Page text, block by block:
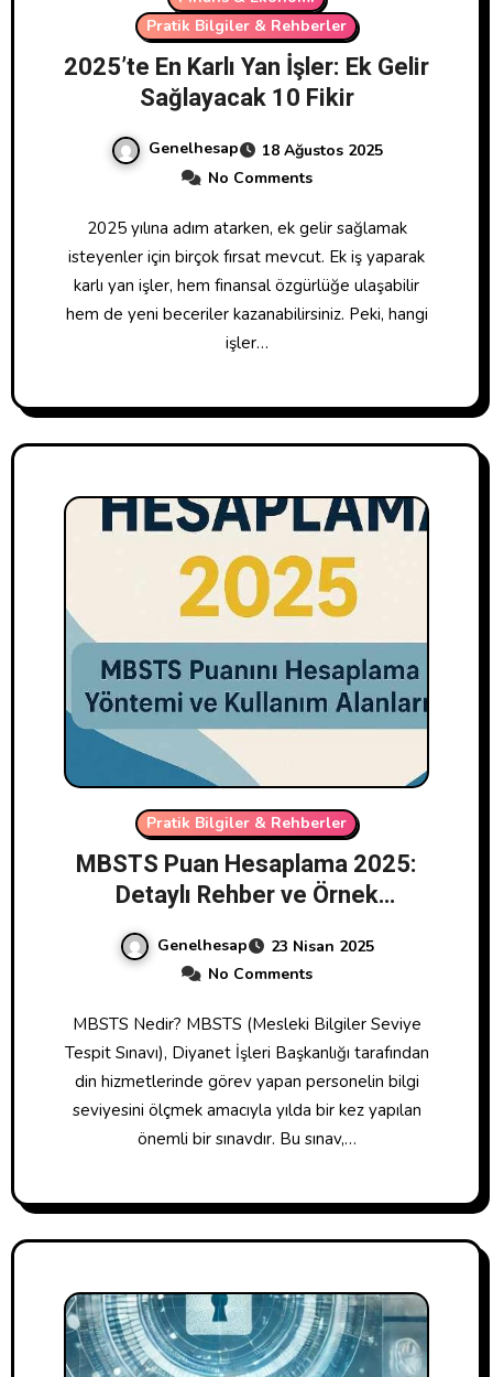
Pratik Bilgiler & Rehberler
2025’te En Karlı Yan İşler: Ek Gelir
Sağlayacak 10 Fikir
Genelhesap
18 Ağustos 2025
No Comments
2025 yılına adım atarken, ek gelir sağlamak
isteyenler için birçok fırsat mevcut. Ek iş yaparak
karlı yan işler, hem finansal özgürlüğe ulaşabilir
hem de yeni beceriler kazanabilirsiniz. Peki, hangi
işler…
Pratik Bilgiler & Rehberler
MBSTS Puan Hesaplama 2025:
Detaylı Rehber ve Örnek
Genelhesap
23 Nisan 2025
No Comments
MBSTS Nedir? MBSTS (Mesleki Bilgiler Seviye
Tespit Sınavı), Diyanet İşleri Başkanlığı tarafından
din hizmetlerinde görev yapan personelin bilgi
seviyesini ölçmek amacıyla yılda bir kez yapılan
önemli bir sınavdır. Bu sınav,…